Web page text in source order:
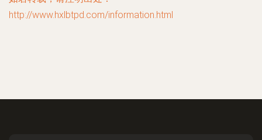
http://www.hxlbtpd.com/information.html